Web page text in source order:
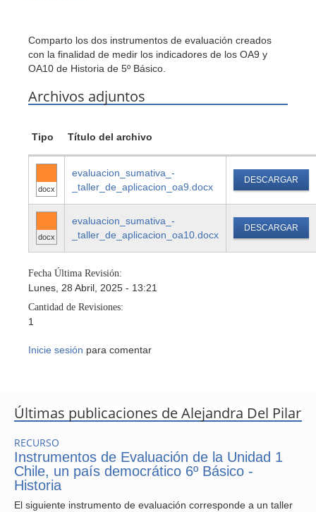
Comparto los dos instrumentos de evaluación creados
con la finalidad de medir los indicadores de los OA9 y
OA10 de Historia de 5º Básico.
Archivos adjuntos
Tipo Título del archivo
docx
evaluacion_sumativa_-
_taller_de_aplicacion_oa9.docx
DESCARGAR
docx
evaluacion_sumativa_-
_taller_de_aplicacion_oa10.docx
DESCARGAR
Fecha Última Revisión:
Lunes, 28 Abril, 2025 - 13:21
Cantidad de Revisiones:
1
Inicie sesión para comentar
Últimas publicaciones de Alejandra Del Pilar
RECURSO
Instrumentos de Evaluación de la Unidad 1
Chile, un país democrático 6º Básico -
Historia
El siguiente instrumento de evaluación corresponde a un taller